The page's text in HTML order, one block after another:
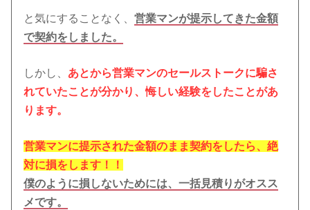
と気にすることなく、営業マンが提示してきた金額
で契約をしました。
しかし、 あとから営業マンのセールストークに騙さ
れていたことが分かり、悔しい経験をしたことがあ
ります。
営業マンに提示された金額のまま契約をしたら、絶
対に損をします！！
僕のように損しないためには、一括見積りがオスス
メです。